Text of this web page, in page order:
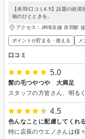
【赤羽/口コミ4.5】話題の頭浸
福のひとときを。
アクセス：JR埼京線 赤羽駅
ポイントが貯まる・使える メ
口コミ
5.0
髪の毛つやつや 大満足
4.5
色んなことに配慮してくれ